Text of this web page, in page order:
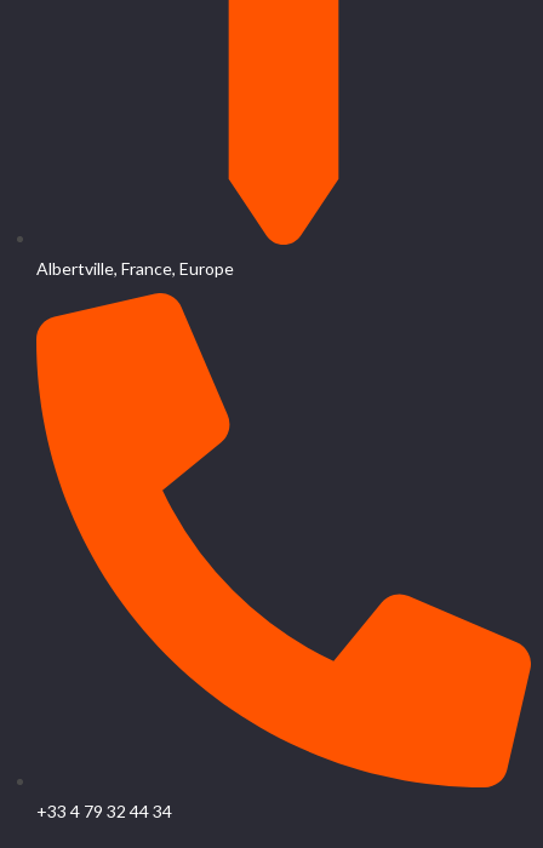
Albertville, France, Europe
+33 4 79 32 44 34